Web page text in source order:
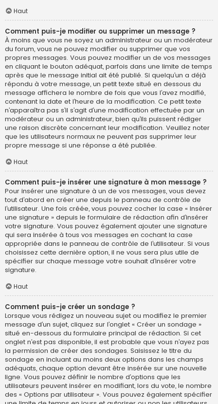
Haut
Comment puis-je modifier ou supprimer un message ?
À moins que vous ne soyez un administrateur ou un modérateur
du forum, vous ne pouvez modifier ou supprimer que vos
propres messages. Vous pouvez modifier un de vos messages
en cliquant le bouton adéquat, parfois dans une limite de temps
après que le message initial ait été publié. Si quelqu’un a déjà
répondu à votre message, un petit texte situé en dessous du
message affichera le nombre de fois que vous l’avez modifié,
contenant la date et l’heure de la modification. Ce petit texte
n’apparaîtra pas s’il s’agit d’une modification effectuée par un
modérateur ou un administrateur, bien qu’ils puissent rédiger
une raison discrète concernant leur modification. Veuillez noter
que les utilisateurs normaux ne peuvent pas supprimer leur
propre message si une réponse a été publiée.
Haut
Comment puis-je insérer une signature à mon message ?
Pour insérer une signature à un de vos messages, vous devez
tout d’abord en créer une depuis le panneau de contrôle de
l’utilisateur. Une fois créée, vous pouvez cocher la case « Insérer
une signature » depuis le formulaire de rédaction afin d’insérer
votre signature. Vous pouvez également ajouter une signature
qui sera insérée à tous vos messages en cochant la case
appropriée dans le panneau de contrôle de l’utilisateur. Si vous
choisissez cette dernière option, il ne vous sera plus utile de
spécifier sur chaque message votre souhait d’insérer votre
signature.
Haut
Comment puis-je créer un sondage ?
Lorsque vous rédigez un nouveau sujet ou modifiez le premier
message d’un sujet, cliquez sur l’onglet « Créer un sondage »
situé en-dessous du formulaire principal de rédaction. Si cet
onglet n’est pas disponible, il est probable que vous n’ayez pas
la permission de créer des sondages. Saisissez le titre du
sondage en incluant au moins deux options dans les champs
adéquats, chaque option devant être insérée sur une nouvelle
ligne. Vous pouvez définir le nombre d’options que les
utilisateurs peuvent insérer en modifiant, lors du vote, le nombre
des « Options par utilisateur ». Vous pouvez également spécifier